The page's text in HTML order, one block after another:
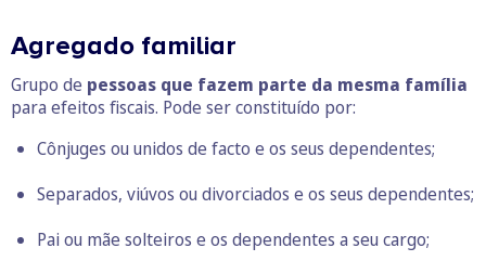
Agregado familiar
Grupo de pessoas que fazem parte da mesma família
para efeitos fiscais. Pode ser constituído por:
Cônjuges ou unidos de facto e os seus dependentes;
Separados, viúvos ou divorciados e os seus dependentes;
Pai ou mãe solteiros e os dependentes a seu cargo;